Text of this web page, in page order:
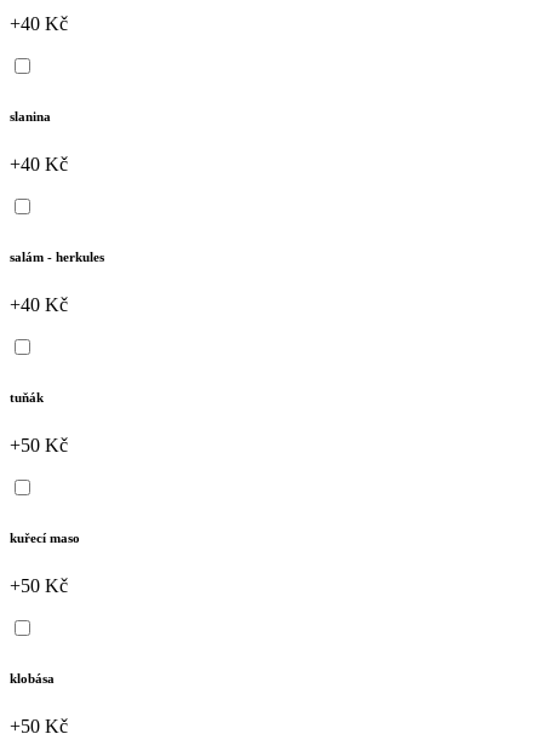
+40 Kč
slanina
+40 Kč
salám - herkules
+40 Kč
tuňák
+50 Kč
kuřecí maso
+50 Kč
klobása
+50 Kč